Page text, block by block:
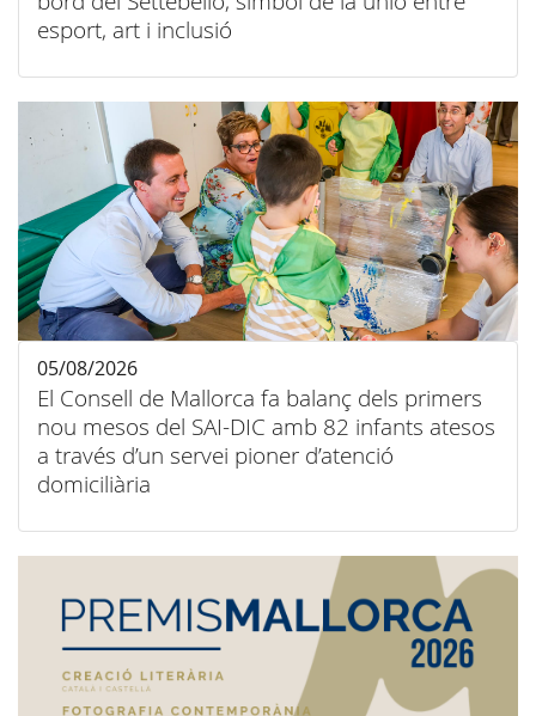
esport, art i inclusió
El Consell de Mallorca fa balanç dels primers
nou mesos del SAI-DIC amb 82 infants atesos
a través d’un servei pioner d’atenció
domiciliària
05/08/2026